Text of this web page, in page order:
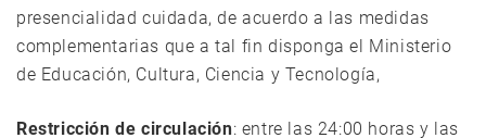
presencialidad cuidada, de acuerdo a las medidas
complementarias que a tal fin disponga el Ministerio
de Educación, Cultura, Ciencia y Tecnología,
Restricción de circulación: entre las 24:00 horas y las